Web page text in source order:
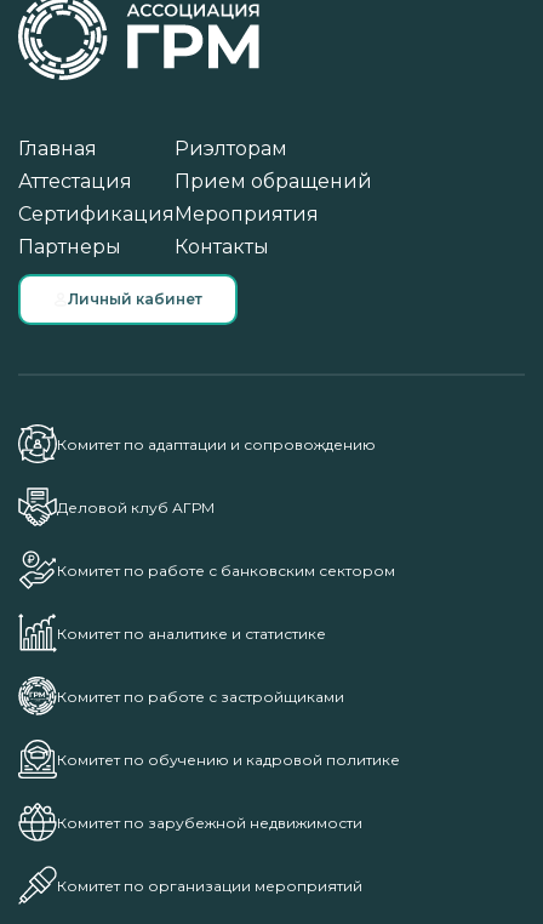
Главная
Аттестация
Сертификация
Партнеры
Риэлторам
Прием обращений
Мероприятия
Контакты
Личный кабинет
Комитет по адаптации и сопровождению
Деловой клуб АГРМ
Комитет по работе с банковским сектором
Комитет по аналитике и статистике
Комитет по работе с застройщиками
Комитет по обучению и кадровой политике
Комитет по зарубежной недвижимости
Комитет по организации мероприятий